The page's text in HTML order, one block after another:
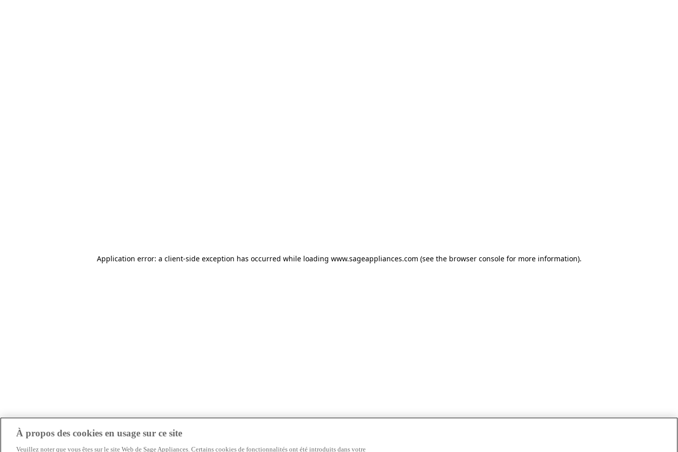
Application error: a client-side exception has occurred while loading www.sageappliances.com (see the browser console for more information).
À propos des cookies en usage sur ce site
Veuillez noter que vous êtes sur le site Web de Sage Appliances. Certains cookies de fonctionnalités ont été introduits dans votre